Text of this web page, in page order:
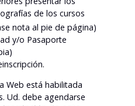
de los cursos
nota al pie de página)
y/o Pasaporte
Web está habilitada
Ud. debe agendarse